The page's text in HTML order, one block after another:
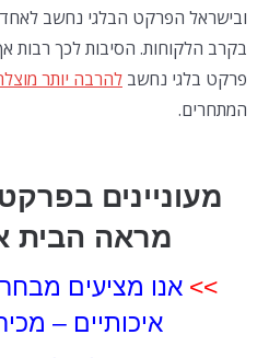
ובישראל הפרקט הבלגי נחשב לאחד
בקרב הלקוחות. הסיבות לכך רבות
פרקט בלגי נחשב להרבה יותר
המתחרים.
מעוניינים
מראה הבית
>> אנו מציעים
איכותיים –